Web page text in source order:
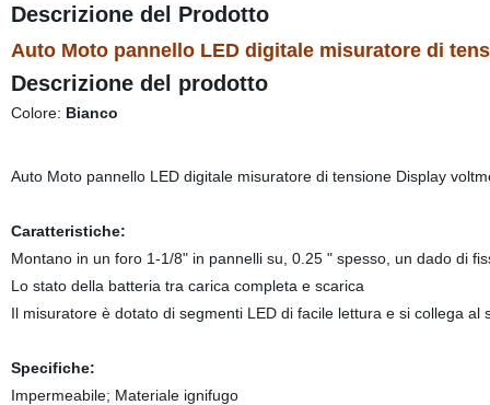
Descrizione del Prodotto
Auto Moto pannello LED digitale misuratore di
Descrizione del prodotto
Colore: Bianco
Auto Moto pannello LED digitale misuratore di tensione Display
Caratteristiche:
Montano in un foro 1-1/8" in pannelli su, 0.25 " spesso, un dado di
Lo stato della batteria tra carica completa e scarica
Il misuratore è dotato di segmenti LED di facile lettura e si collega
Specifiche:
Impermeabile; Materiale ignifugo